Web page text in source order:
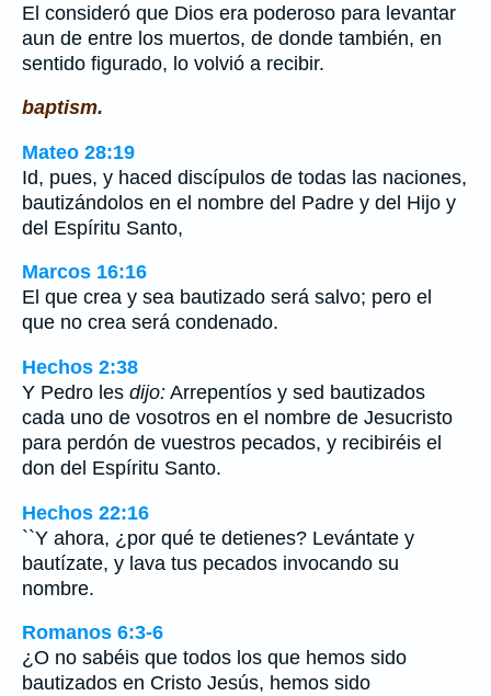
El consideró que Dios era poderoso para levantar
aun de entre los muertos, de donde también, en
sentido figurado, lo volvió a recibir.
baptism.
Mateo 28:19
Id, pues, y haced discípulos de todas las naciones,
bautizándolos en el nombre del Padre y del Hijo y
del Espíritu Santo,
Marcos 16:16
El que crea y sea bautizado será salvo; pero el
que no crea será condenado.
Hechos 2:38
Y Pedro les dijo: Arrepentíos y sed bautizados
cada uno de vosotros en el nombre de Jesucristo
para perdón de vuestros pecados, y recibiréis el
don del Espíritu Santo.
Hechos 22:16
``Y ahora, ¿por qué te detienes? Levántate y
bautízate, y lava tus pecados invocando su
nombre.
Romanos 6:3-6
¿O no sabéis que todos los que hemos sido
bautizados en Cristo Jesús, hemos sido